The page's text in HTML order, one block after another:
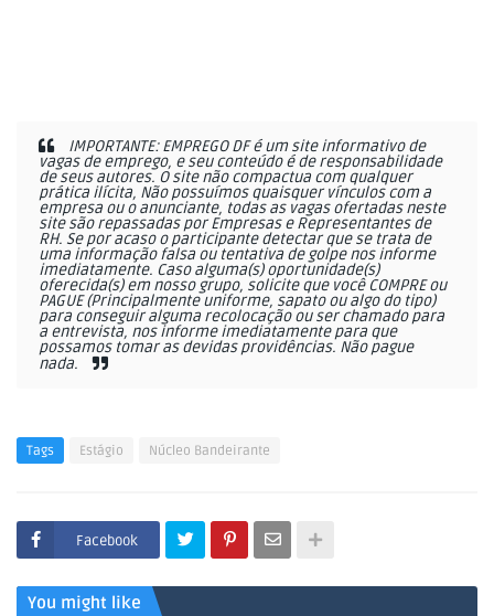
IMPORTANTE: EMPREGO DF é um site informativo de
vagas de emprego, e seu conteúdo é de responsabilidade
de seus autores. O site não compactua com qualquer
prática ilícita, Não possuímos quaisquer vínculos com a
empresa ou o anunciante, todas as vagas ofertadas neste
site são repassadas por Empresas e Representantes de
RH. Se por acaso o participante detectar que se trata de
uma informação falsa ou tentativa de golpe nos informe
imediatamente. Caso alguma(s) oportunidade(s)
oferecida(s) em nosso grupo, solicite que você COMPRE ou
PAGUE (Principalmente uniforme, sapato ou algo do tipo)
para conseguir alguma recolocação ou ser chamado para
a entrevista, nos informe imediatamente para que
possamos tomar as devidas providências. Não pague
nada.
Tags Estágio Núcleo Bandeirante
Facebook
You might like